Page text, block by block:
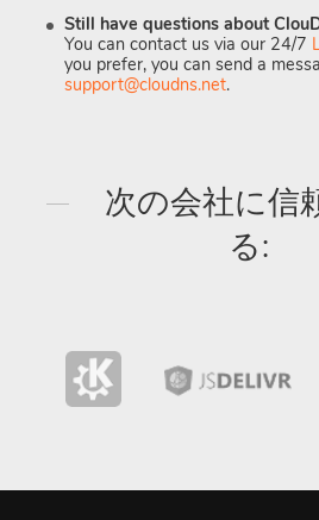
Still have questions about
You can contact us via our 24/7
you prefer, you can send a
support@cloudns.net.
次の会社に信
る: